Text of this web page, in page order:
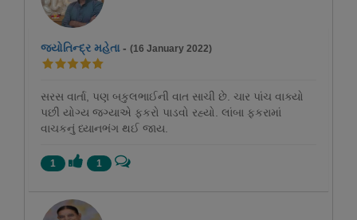
જ્યોતિન્દ્ર મહેતા- (16 January 2022)
સરસ વાર્તા, પણ બકુલભાઈની વાત સાચી છે. ચાર પાંચ વાક્યો
પછી યોગ્ય જગ્યાએ ફકરો પાડવો રહ્યો. લાંબા ફકરામાં
વાચકનું ધ્યાનભંગ થઈ જાય.
1 1